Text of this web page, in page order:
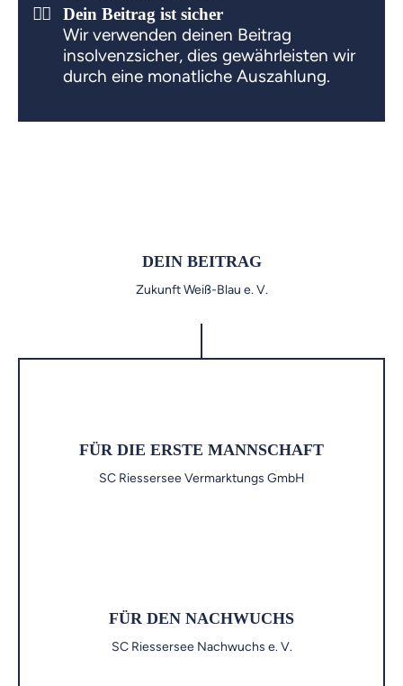
Dein Beitrag ist sicher
Wir verwenden deinen Beitrag
insolvenzsicher, dies gewährleisten wir
durch eine monatliche Auszahlung.
DEIN BEITRAG
Zukunft Weiß-Blau e. V.
FÜR DIE ERSTE MANNSCHAFT
SC Riessersee Vermarktungs GmbH
FÜR DEN NACHWUCHS
SC Riessersee Nachwuchs e. V.